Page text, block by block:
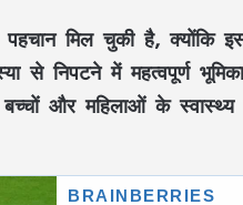
मिल चुकी है, क्योंकि
से निपटने में महत्वपूर्ण
बच्चोंऔरमहिलाओंके स्वास्थ्य